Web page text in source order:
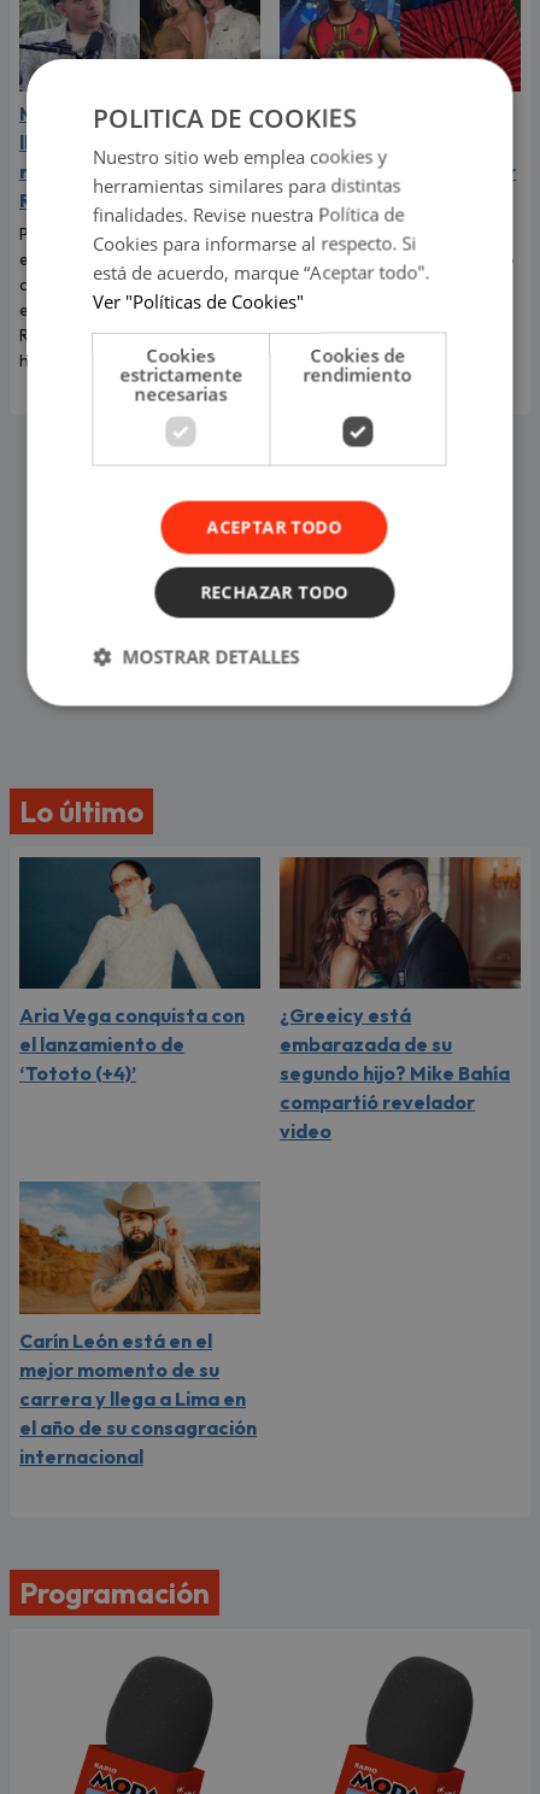
Mario Hart admitió que
lloró a escondidas tras su
ruptura con Korina
Rivadeneira
Por primera vez, el
exintegrante de Combate
contó cómo realmente afrontó
el fin de su relación con Korina
Rivadeneira, madre de sus dos
hijos.
Kevin Díaz sufrió
‘Esto es guerra’ tras caer
de 8 metros de altura
El incidente que preocupó a
todos los televidentes de 'Esto
es guerra' ocurrió en pleno
programa en vivo.
Lo último
Aria Vega conquista con
el lanzamiento de
‘Tototo (+4)’
¿Greeicy está
embarazada de su
segundo hijo? Mike Bahía
compartió revelador
video
Carín León está en el
mejor momento de su
carrera y llega a Lima en
el año de su consagración
internacional
Programación
POLITICA DE COOKIES
Nuestro sitio web emplea cookies y
herramientas similares para distintas
finalidades. Revise nuestra Política de
Cookies para informarse al respecto. Si
está de acuerdo, marque “Aceptar todo".
Ver "Políticas de Cookies"
Cookies
estrictamente
necesarias
Cookies de
rendimiento
ACEPTAR TODO
RECHAZAR TODO
MOSTRAR DETALLES